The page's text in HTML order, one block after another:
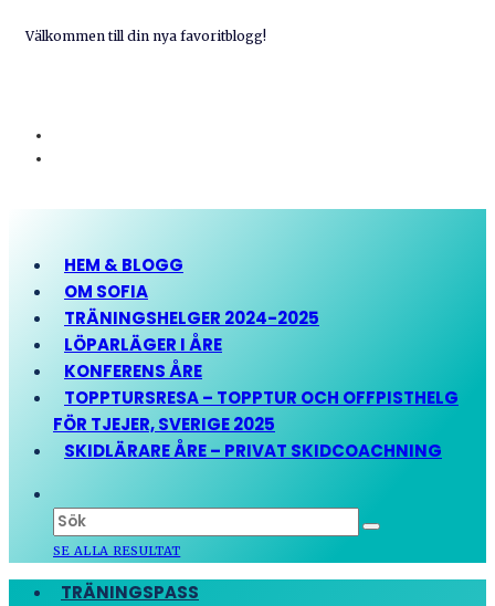
Välkommen till din nya favoritblogg!
HEM & BLOGG
OM SOFIA
TRÄNINGSHELGER 2024-2025
LÖPARLÄGER I ÅRE
KONFERENS ÅRE
TOPPTURSRESA – TOPPTUR OCH OFFPISTHELG
FÖR TJEJER, SVERIGE 2025
SKIDLÄRARE ÅRE – PRIVAT SKIDCOACHNING
SE ALLA RESULTAT
TRÄNINGSPASS